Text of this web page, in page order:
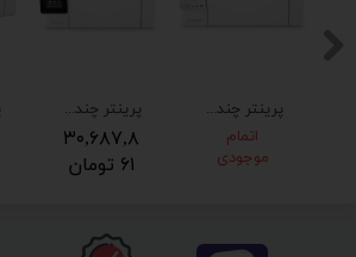
پرينتر چندکاره ليزري اچ پي مدل LaserJet Pro MFP M130fw
۳۰,۶۸۷,۸
۶۱ تومان
پرينتر چندکاره ليزري اچ پي مدل LaserJet Pro MFP M130nw
اتمام
موجودی